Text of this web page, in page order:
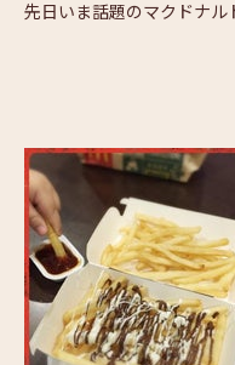
先日いま話題のマクドナル